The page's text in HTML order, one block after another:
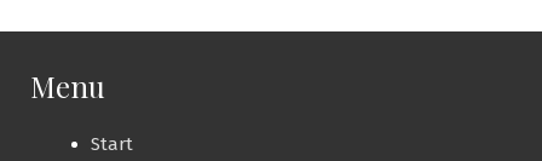
Menu
Start